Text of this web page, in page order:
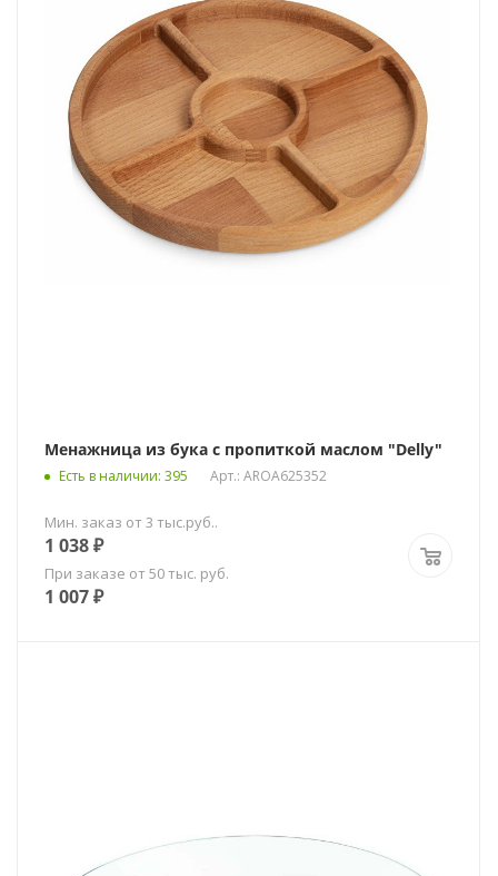
Менажница из бука с пропиткой маслом "Delly"
Есть в наличии: 395 Арт.: AROA625352
Мин. заказ от 3 тыс.руб..
1 038₽
При заказе от 50 тыс. руб.
1 007₽